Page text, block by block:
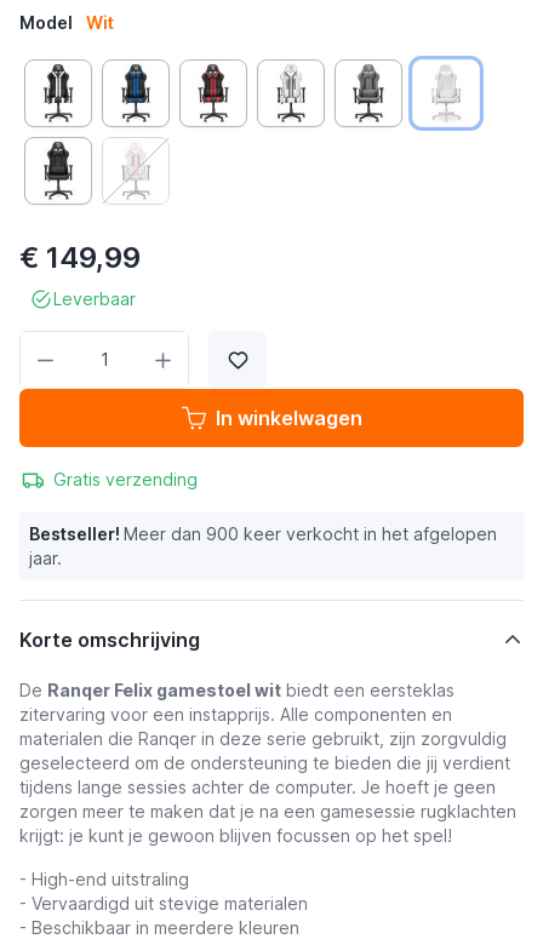
Model Wit
€ 149,99
Leverbaar
In winkelwagen
Gratis verzending
Bestseller! Meer dan 900 keer verkocht in het afgelopen
jaar.
Korte omschrijving
De Ranqer Felix gamestoel wit biedt een eersteklas
zitervaring voor een instapprijs. Alle componenten en
materialen die Ranqer in deze serie gebruikt, zijn zorgvuldig
geselecteerd om de ondersteuning te bieden die jij verdient
tijdens lange sessies achter de computer. Je hoeft je geen
zorgen meer te maken dat je na een gamesessie rugklachten
krijgt: je kunt je gewoon blijven focussen op het spel!
- High-end uitstraling
- Vervaardigd uit stevige materialen
- Beschikbaar in meerdere kleuren